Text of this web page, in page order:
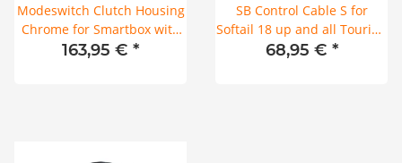
Modeswitch Clutch Housing
Chrome for Smartbox with
conversion cable
163,95 € *
SB Control Cable S for
Softail 18 up and all Touring
(New Connector)
68,95 € *